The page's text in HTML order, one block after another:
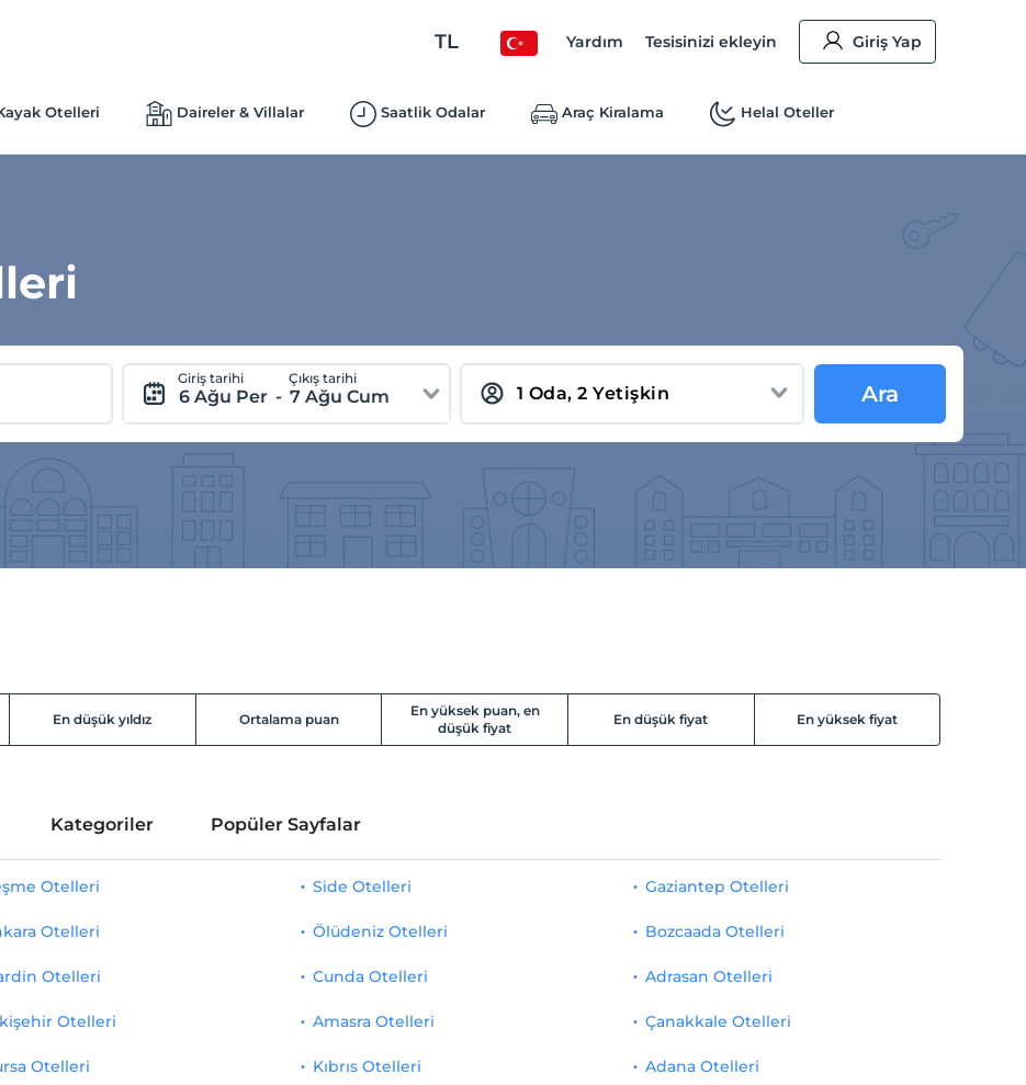
TL Yardım Tesisinizi ekleyin Giriş Yap
Otelleri Daireler & Villalar Saatlik Odalar Araç Kiralama Helal Oteller
Giriş tarihi
6 Ağu Per -
Çıkış tarihi
7 Ağu Cum Ara
En düşük yıldız Ortalama puan
En yüksek puan, en
düşük fiyat
En düşük fiyat En yüksek fiyat
Kategoriler Popüler Sayfalar
Otelleri
Otelleri
Otelleri
Otelleri
Otelleri
Side Otelleri
Ölüdeniz Otelleri
Cunda Otelleri
Amasra Otelleri
Kıbrıs Otelleri
Gaziantep Otelleri
Bozcaada Otelleri
Adrasan Otelleri
Çanakkale Otelleri
Adana Otelleri